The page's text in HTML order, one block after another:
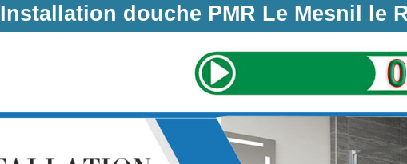
Installation douche PMR Le Mesnil le